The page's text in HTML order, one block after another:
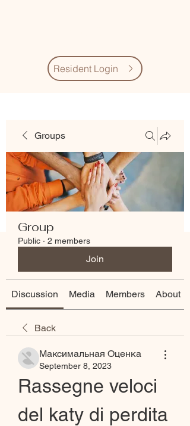
Resident Login
Groups
Group
Public · 2 members
Join
Discussion Media Members About
Back
Максимальная Оценка
September 8, 2023
Rassegne veloci
del katy di perdita